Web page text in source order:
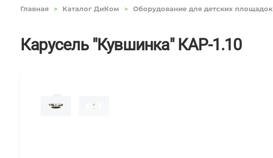
Главная Каталог ДиКом Оборудование для детских площадок
Карусель "Кувшинка" КАР-1.10